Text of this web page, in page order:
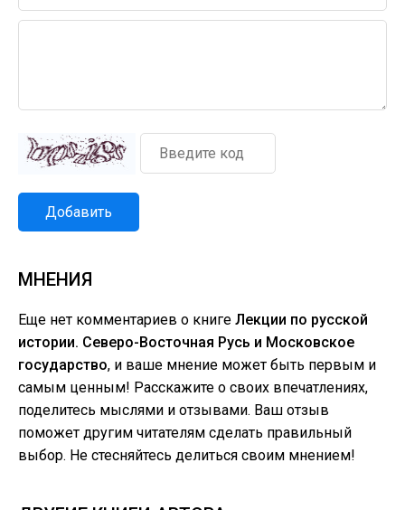
Добавить
МНЕНИЯ
Еще нет комментариев о книге Лекции по русской
истории. Северо-Восточная Русь и Московское
государство, и ваше мнение может быть первым и
самым ценным! Расскажите о своих впечатлениях,
поделитесь мыслями и отзывами. Ваш отзыв
поможет другим читателям сделать правильный
выбор. Не стесняйтесь делиться своим мнением!